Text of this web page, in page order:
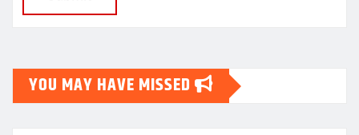
YOU MAY HAVE MISSED